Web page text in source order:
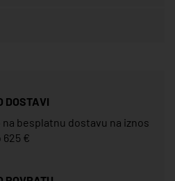
DOSTAVI
besplatnu dostavu na iznos
€